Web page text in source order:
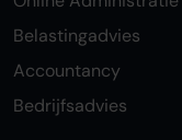
Belastingadvies
Accountancy
Bedrijfsadvies